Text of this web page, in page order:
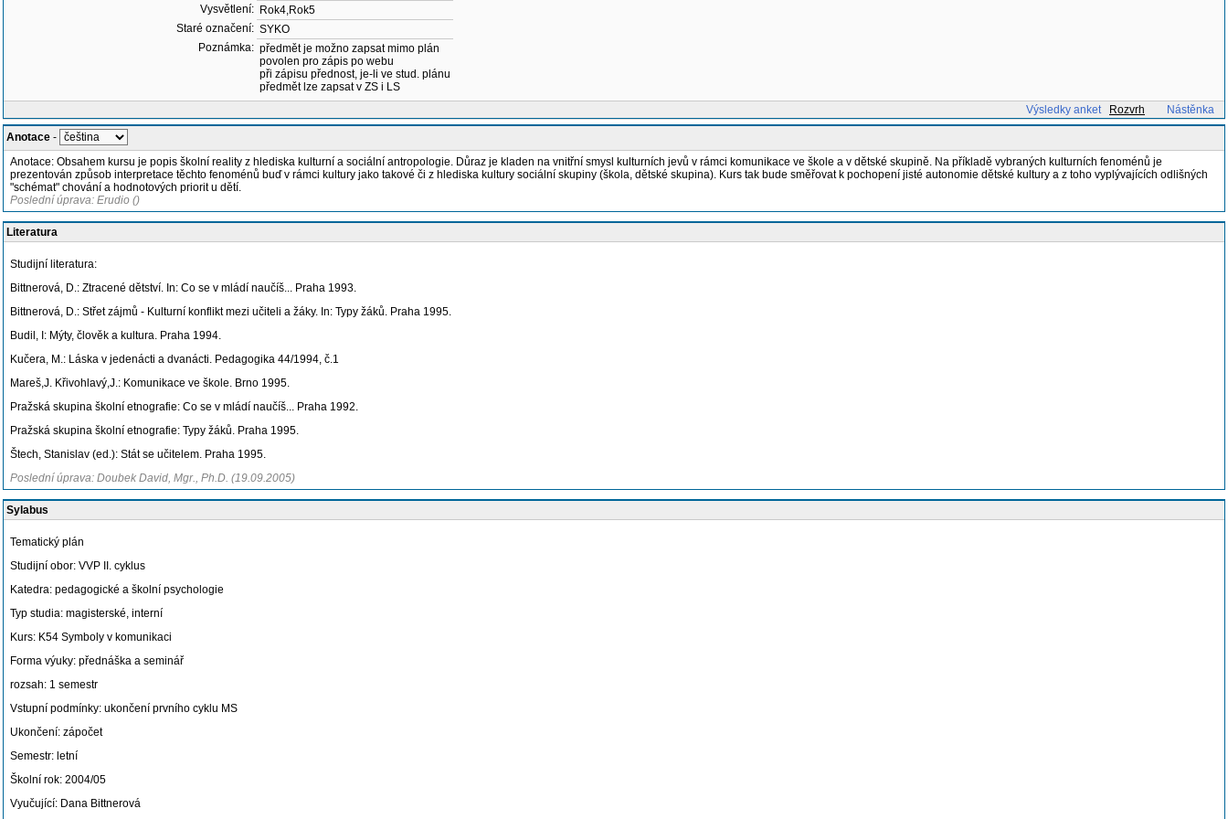
Vysvětlení: Rok4,Rok5
Staré označení: SYKO
Poznámka: předmět je možno zapsat mimo plán
povolen pro zápis po webu
při zápisu přednost, je-li ve stud. plánu
předmět lze zapsat v ZS i LS
Výsledky anket Rozvrh Nástěnka
Anotace -
Anotace: Obsahem kursu je popis školní reality z hlediska kulturní a sociální antropologie. Důraz je kladen na vnitřní smysl kulturních jevů v rámci komunikace ve škole a v dětské skupině. Na příkladě vybraných kulturních fenoménů je
prezentován způsob interpretace těchto fenoménů buď v rámci kultury jako takové či z hlediska kultury sociální skupiny (škola, dětské skupina). Kurs tak bude směřovat k pochopení jisté autonomie dětské kultury a z toho vyplývajících odlišných
"schémat" chování a hodnotových priorit u dětí.
Poslední úprava: Erudio ()
Literatura
Studijní literatura:
Bittnerová, D.: Ztracené dětství. In: Co se v mládí naučíš... Praha 1993.
Bittnerová, D.: Střet zájmů - Kulturní konflikt mezi učiteli a žáky. In: Typy žáků. Praha 1995.
Budil, I: Mýty, člověk a kultura. Praha 1994.
Kučera, M.: Láska v jedenácti a dvanácti. Pedagogika 44/1994, č.1
Mareš,J. Křivohlavý,J.: Komunikace ve škole. Brno 1995.
Pražská skupina školní etnografie: Co se v mládí naučíš... Praha 1992.
Pražská skupina školní etnografie: Typy žáků. Praha 1995.
Štech, Stanislav (ed.): Stát se učitelem. Praha 1995.
Poslední úprava: Doubek David, Mgr., Ph.D. (19.09.2005)
Sylabus
Tematický plán
Studijní obor: VVP II. cyklus
Katedra: pedagogické a školní psychologie
Typ studia: magisterské, interní
Kurs: K54 Symboly v komunikaci
Forma výuky: přednáška a seminář
rozsah: 1 semestr
Vstupní podmínky: ukončení prvního cyklu MS
Ukončení: zápočet
Semestr: letní
Školní rok: 2004/05
Vyučující: Dana Bittnerová